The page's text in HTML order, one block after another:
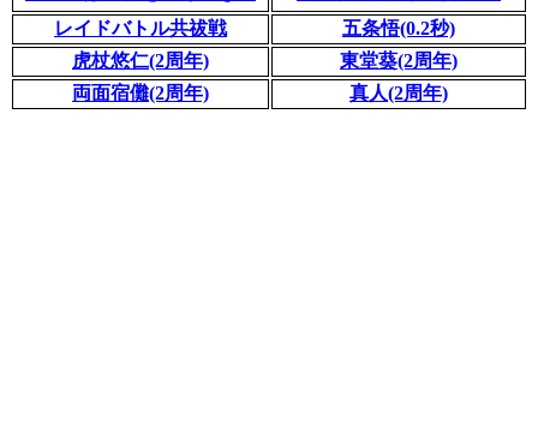
レイドバトル共祓戦
五条悟(0.2秒)
虎杖悠仁(2周年)
東堂葵(2周年)
両面宿儺(2周年)
真人(2周年)